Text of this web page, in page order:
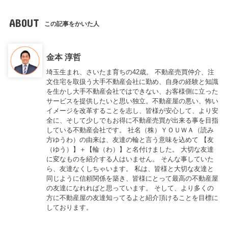
ABOUT この記事をかいた人
金本 淳哲
埼玉生まれ、さいたま育ちの42歳。 不動産売買仲介、注
文住宅を取扱う大手不動産会社に勤め、自身の経験と知識
を生かし大手不動産会社ではできない、お客様側に立った
サービスを提供したいと思い独立。不動産屋の悪い、怖い
イメージを改革することを志し、皆様が安心して、より安
全に、そして少しでもお得に不動産売買が出来る事を目指
している不動産会社です。 社名（株）ＹＯＵＷＡ（読み
方ゆうわ）の由来は、友達の輪と言う意味を込めて 【友
（ゆう）】＋【輪（わ）】と名付けました。 大切な友達
に変なものを紹介する人はいません。 そんな事していた
ら、友達なくしちゃいます。 私は、皆様と大切な友達と
同じように信頼関係を築き、皆様にとって最高の不動産屋
の友達になれればと思っています。 そして、より多くの
方に不動産屋の友達知ってるよと紹介頂けることを目標に
しております。